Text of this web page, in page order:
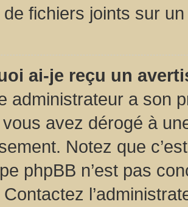
de fichiers joints sur
ai-je reçu un
administrateur a son
avez dérogé à
Notez que
phpBB n’est pas